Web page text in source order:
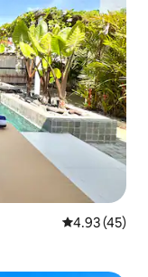
レビュー45
4.93 (45)